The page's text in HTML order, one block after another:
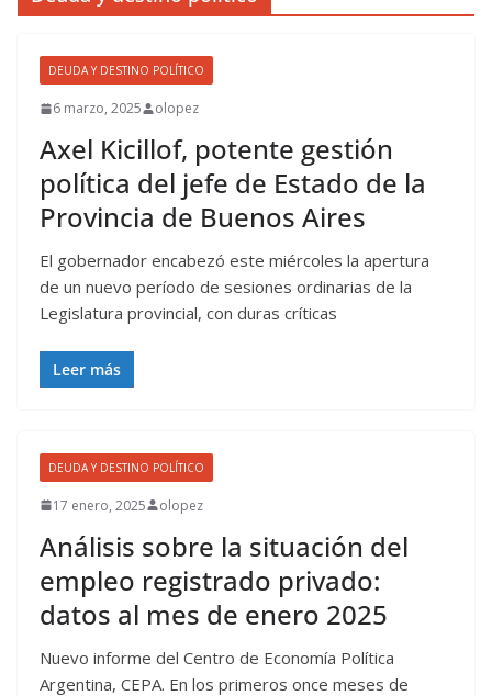
DEUDA Y DESTINO POLÍTICO
6 marzo, 2025 olopez
Axel Kicillof, potente gestión
política del jefe de Estado de la
Provincia de Buenos Aires
El gobernador encabezó este miércoles la apertura
de un nuevo período de sesiones ordinarias de la
Legislatura provincial, con duras críticas
Leer más
DEUDA Y DESTINO POLÍTICO
17 enero, 2025 olopez
Análisis sobre la situación del
empleo registrado privado:
datos al mes de enero 2025
Nuevo informe del Centro de Economía Política
Argentina, CEPA. En los primeros once meses de